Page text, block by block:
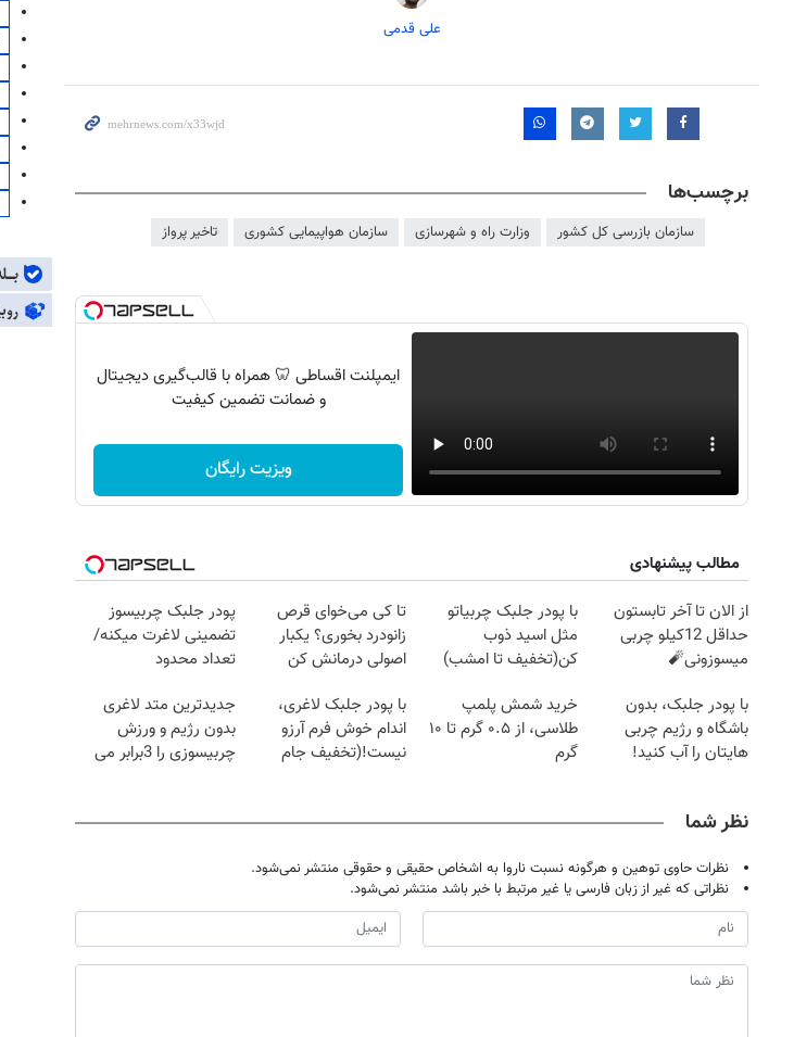
علی قدمی
برچسب‌ها
سازمان بازرسی کل کشور وزارت راه و شهرسازی سازمان هواپیمایی کشوری تاخیر پرواز
ایمپلنت اقساطی 🦷 همراه با قالب‌گیری دیجیتال
و ضمانت تضمین کیفیت
ویزیت رایگان
مطالب پیشنهادی
از الان تا آخر تابستون
حداقل 12کیلو چربی
میسوزونی🧨
با پودر جلبک چربیاتو
مثل اسید ذوب
کن(تخفیف تا امشب)
تا کی می‌خوای قرص
زانودرد بخوری؟ یکبار
اصولی درمانش کن
پودر جلبک چربیسوز
تضمینی لاغرت میکنه/
تعداد محدود
با پودر جلبک، بدون
باشگاه و رژیم چربی
هایتان را آب کنید!
خرید شمش پلمپ
طلاسی، از ۰.۵ گرم تا ۱۰
گرم
با پودر جلبک لاغری،
اندام خوش فرم آرزو
نیست!(تخفیف جام
جدیدترین متد لاغری
بدون رژیم و ورزش
چربیسوزی را 3برابر می
نظر شما
نظرات حاوی توهین و هرگونه نسبت ناروا به اشخاص حقیقی و حقوقی منتشر نمی‌شود.
نظراتی که غیر از زبان فارسی یا غیر مرتبط با خبر باشد منتشر نمی‌شود.